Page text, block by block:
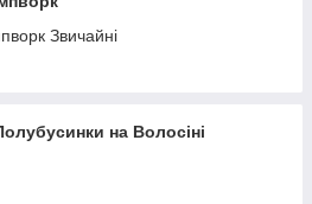
Звичайні
на Волосіні